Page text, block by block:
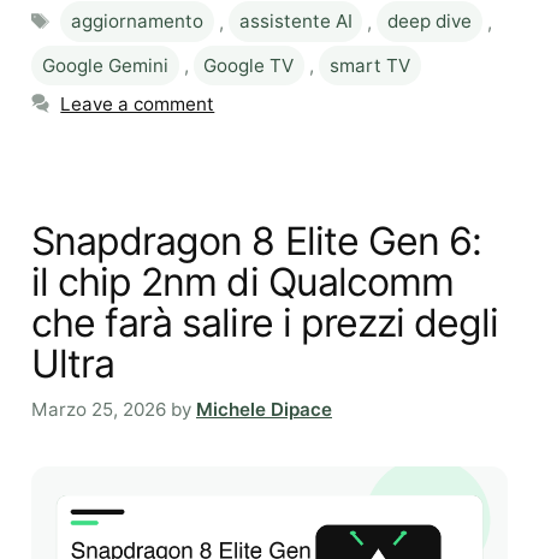
aggiornamento , assistente AI , deep dive
,
Google Gemini
, Google TV ,
smart TV
Leave a comment
Snapdragon 8 Elite Gen 6:
il chip 2nm di Qualcomm
che farà salire i prezzi degli
Ultra
Marzo 25, 2026 by Michele Dipace